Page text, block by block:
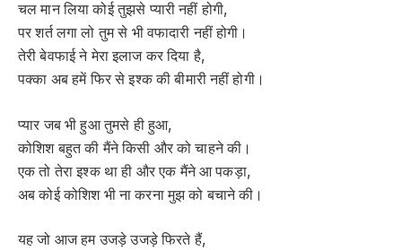
चल मान लिया कोई तुझसे प्यारी नहीं होगी,
पर शर्त लगा लो तुम से भी वफादारी नहीं होगी।
तेरी बेवफाई ने मेरा इलाज कर दिया है,
पक्का अब हमें फिर से इश्क की बीमारी नहीं होगी।
प्यार जब भी हुआ तुमसे ही हुआ,
कोशिश बहुत की मैंने किसी और को चाहने की।
एक तो तेरा इश्क था ही और एक मैंने आ पकड़ा,
अब कोई कोशिश भी ना करना मुझ को बचाने की।
यह जो आज हम उजड़े उजड़े फिरते हैं,